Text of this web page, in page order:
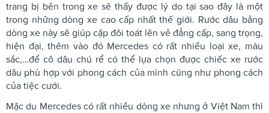
trang bị bên trong xe sẽ thấy được lý do tại sao đây là một
trong những dòng xe cao cấp nhất thế giới. Rước dâu bằng
dòng xe này sẽ giúp cặp đôi toát lên vẻ đẳng cấp, sang trọng,
hiện đại, thêm vào đó Mercedes có rất nhiều loại xe, màu
sắc,…để cô dâu chú rể có thể lựa chọn được chiếc xe rước
dâu phù hợp với phong cách của mình cũng như phong cách
của tiệc cưới.
Mặc du Mercedes có rất nhiều dòng xe nhưng ở Việt Nam thì